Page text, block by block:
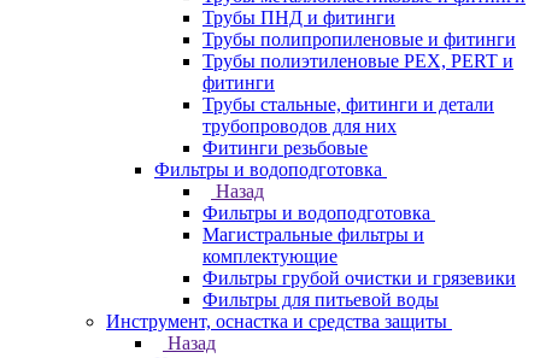
Трубы ПНД и фитинги
Трубы полипропиленовые и фитинги
Трубы полиэтиленовые PEX, PERT и
фитинги
Трубы стальные, фитинги и детали
трубопроводов для них
Фитинги резьбовые
Фильтры и водоподготовка
Назад
Фильтры и водоподготовка
Магистральные фильтры и
комплектующие
Фильтры грубой очистки и грязевики
Фильтры для питьевой воды
Инструмент, оснастка и средства защиты
Назад